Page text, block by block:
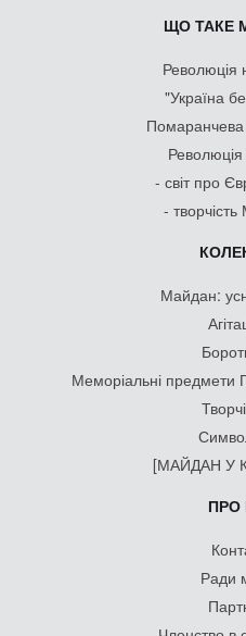
ЩО ТАКЕ
Революція
"Україна
Революція
- світ про
-
Майдан:
Меморіальні предмети
[МАЙДАН У
ПРО
Ради